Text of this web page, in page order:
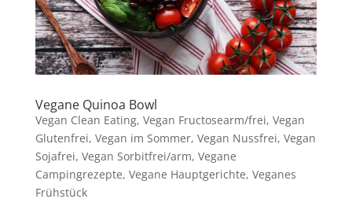
Vegane Quinoa Bowl
Vegan Clean Eating, Vegan Fructosearm/frei, Vegan
Glutenfrei, Vegan im Sommer, Vegan Nussfrei, Vegan
Sojafrei, Vegan Sorbitfrei/arm, Vegane
Campingrezepte, Vegane Hauptgerichte, Veganes
Frühstück